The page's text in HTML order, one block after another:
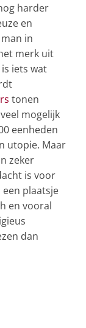
harder
en
in
merk uit
iets wat
tonen
mogelijk
eenheden
utopie. Maar
zeker
is voor
plaatsje
en vooral
dan